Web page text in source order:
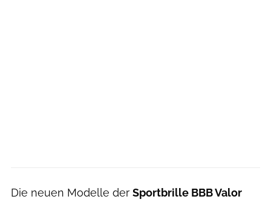
Die neuen Modelle der Sportbrille BBB Valor